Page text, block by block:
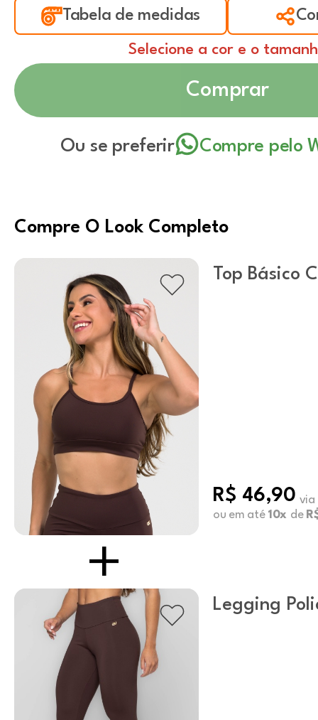
Tabela de medidas
Selecione a cor e o
Comprar
Ou se preferir Compre pelo
Compre O Look Completo
Top Básico
R$ 46,90 via
ou em até 10x de
Legging